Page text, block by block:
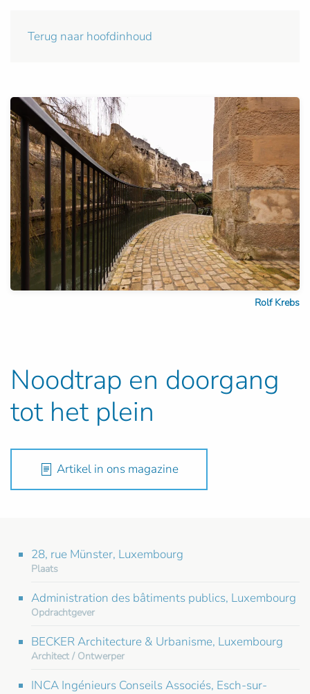
Terug naar hoofdinhoud
Rolf Krebs
Noodtrap en doorgang
tot het plein
Artikel in ons magazine
28, rue Münster, Luxembourg
Plaats
Administration des bâtiments publics, Luxembourg
Opdrachtgever
BECKER Architecture & Urbanisme, Luxembourg
Architect / Ontwerper
INCA Ingénieurs Conseils Associés, Esch-sur-